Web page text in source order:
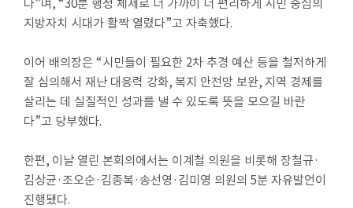
지방자치 시대가 활짝 열렸다”고 자축했다.
이어 배의장은 “시민들이 필요한 2차 추경 예산 등을 철저하게
잘 심의해서 재난 대응력 강화,복지 안전망 보완, 지역 경제를
살리는 데 실질적인 성과를 낼 수 있도록 뜻을 모으길 바란
다”고 당부했다.
한편, 이날 열린 본회의에서는 이계철 의원을 비롯해 장철규·
김상균·조오순·김종복·송선영·김미영 의원의 5분 자유발언이
진행됐다.